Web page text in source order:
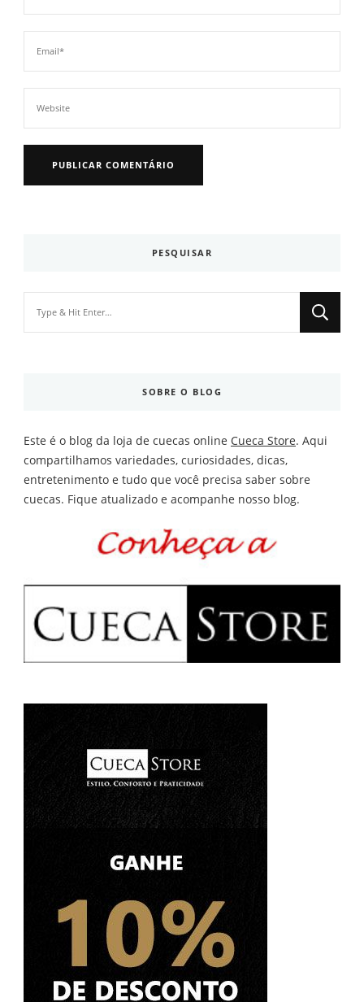
PESQUISAR
SOBRE O BLOG
Este é o blog da loja de cuecas online Cueca Store. Aqui
compartilhamos variedades, curiosidades, dicas,
entretenimento e tudo que você precisa saber sobre
cuecas. Fique atualizado e acompanhe nosso blog.